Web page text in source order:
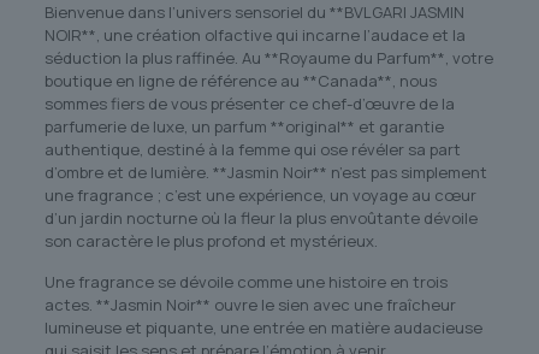
Bienvenue dans l’univers sensoriel du **BVLGARI JASMIN
NOIR**, une création olfactive qui incarne l’audace et la
séduction la plus raffinée. Au **Royaume du Parfum**, votre
boutique en ligne de référence au **Canada**, nous
sommes fiers de vous présenter ce chef-d’œuvre de la
parfumerie de luxe, un parfum **original** et garantie
authentique, destiné à la femme qui ose révéler sa part
d’ombre et de lumière. **Jasmin Noir** n’est pas simplement
une fragrance ; c’est une expérience, un voyage au cœur
d’un jardin nocturne où la fleur la plus envoûtante dévoile
son caractère le plus profond et mystérieux.
Une fragrance se dévoile comme une histoire en trois
actes. **Jasmin Noir** ouvre le sien avec une fraîcheur
lumineuse et piquante, une entrée en matière audacieuse